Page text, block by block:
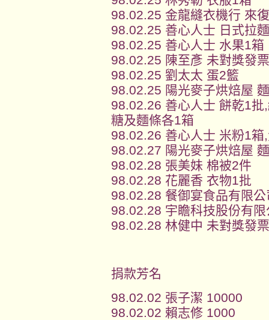
98.02.25 金龍縫衣機行 來
98.02.25 善心人士 日式拉
98.02.25 善心人士 水果1箱
98.02.25 陳至彥 未對獎發
98.02.25 劉太太 蛋2籃
98.02.25 陽光麥子烘焙屋
98.02.26 善心人士 餅乾1
糖及麵條各1箱
98.02.26 善心人士 米粉1箱
98.02.27 陽光麥子烘焙屋
98.02.28 張美妹 棉被2件
98.02.28 花麗香 衣物1批
98.02.28 餐御宴食品有限
98.02.28 宇瞻科技股份有
98.02.28 林健中 未對獎發
捐款芳名
98.02.02 張子潔 10000
98.02.02 賴志修 1000